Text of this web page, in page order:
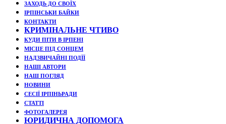
ЗАХОДЬ ДО СВОЇХ
ІРПІНСЬКИ БАЙКИ
КОНТАКТИ
КРИМІНАЛЬНЕ ЧТИВО
КУДИ ПІТИ В ІРПЕНІ
МІСЦЕ ПІД СОНЦЕМ
НАДЗВИЧАЙНІ ПОДЇЇ
НАШІ АВТОРИ
НАШ ПОГЛЯД
НОВИНИ
СЕСІЇ ІРПІНЬРАДИ
СТАТТІ
ФОТОГАЛЕРЕЯ
ЮРИДИЧНА ДОПОМОГА